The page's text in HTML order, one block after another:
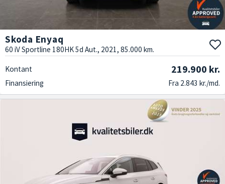
Skoda Enyaq
60 iV Sportline 180HK 5d Aut., 2021, 85.000 km.
Kontant 219.900 kr.
Finansiering Fra 2.843 kr./md.